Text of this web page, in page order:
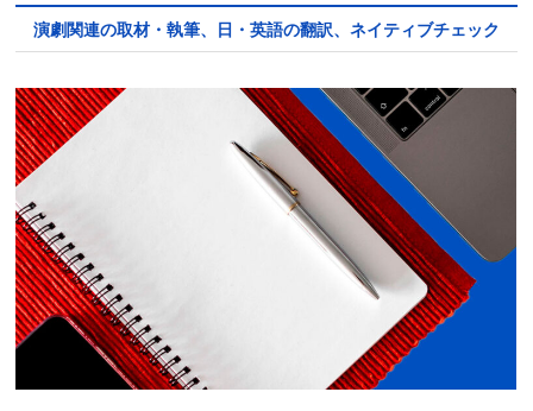
演劇関連の取材・執筆、日・英語の翻訳、ネイティブチェック